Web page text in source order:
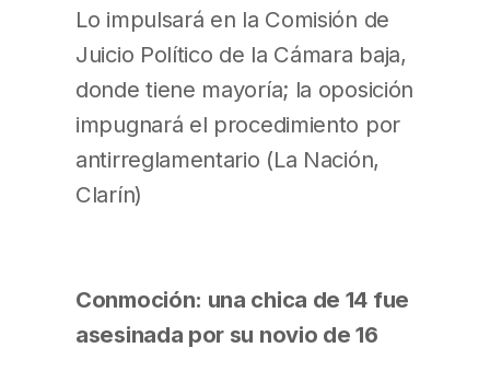
Lo impulsará en la Comisión de
Juicio Político de la Cámara baja,
donde tiene mayoría; la oposición
impugnará el procedimiento por
antirreglamentario (La Nación,
Clarín)
Conmoción: una chica de 14 fue
asesinada por su novio de 16